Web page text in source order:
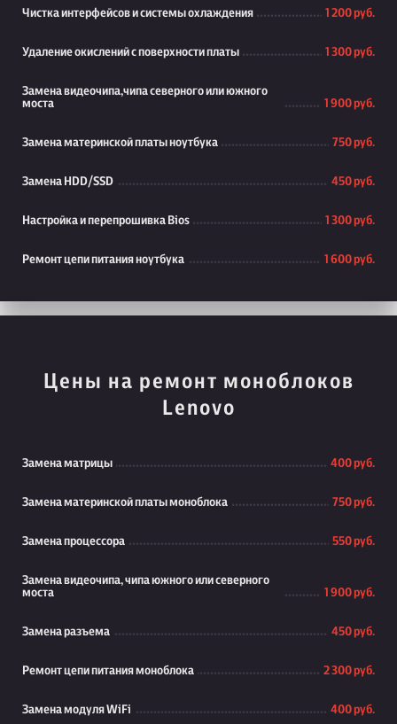
Чистка интерфейсов и системы охлаждения 1 200 руб.
Удаление окислений с поверхности платы 1 300 руб.
Замена видеочипа,чипа северного или южного
моста
1 900 руб.
Замена материнской платы ноутбука 750 руб.
Замена HDD/SSD 450 руб.
Настройка и перепрошивка Bios 1 300 руб.
Ремонт цепи питания ноутбука 1 600 руб.
Цены на ремонт моноблоков
Lenovo
Замена матрицы 400 руб.
Замена материнской платы моноблока 750 руб.
Замена процессора 550 руб.
Замена видеочипа, чипа южного или северного
моста
1 900 руб.
Замена разъема 450 руб.
Ремонт цепи питания моноблока 2 300 руб.
Замена модуля WiFi 400 руб.